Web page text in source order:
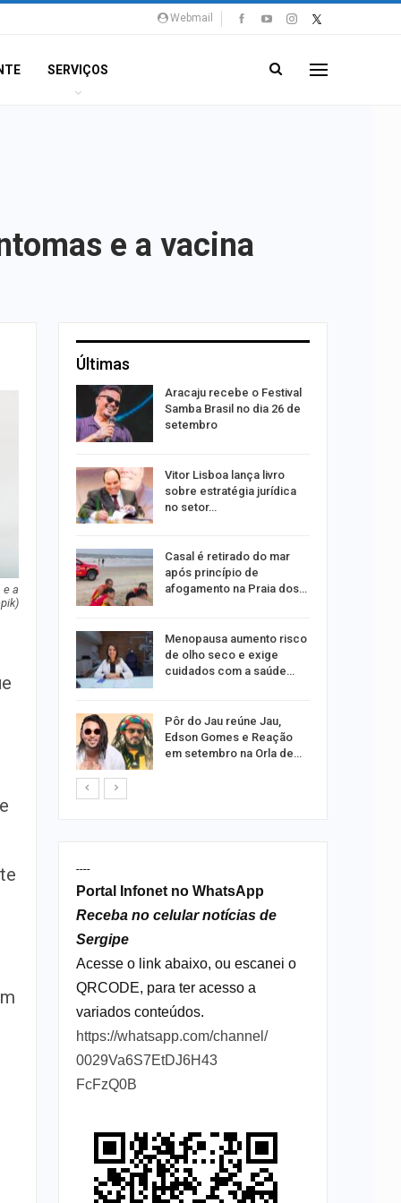
Webmail
SERVIÇOS
e a vacina
a
Últimas
do
Aracaju recebe o Festival
Samba Brasil no dia 26 de
setembro
Vitor Lisboa lança livro
sobre estratégia jurídica
no setor…
Casal é retirado do mar
após princípio de
afogamento na Praia dos…
Menopausa aumento risco
de olho seco e exige
cuidados com a saúde…
Pôr do Jau reúne Jau,
Edson Gomes e Reação
em setembro na Orla de…
----
Portal Infonet no WhatsApp
Receba no celular notícias de
Sergipe
Acesse o link abaixo, ou escanei o
QRCODE, para ter acesso a
variados conteúdos.
https://whatsapp.com/channel/
0029Va6S7EtDJ6H43
FcFzQ0B